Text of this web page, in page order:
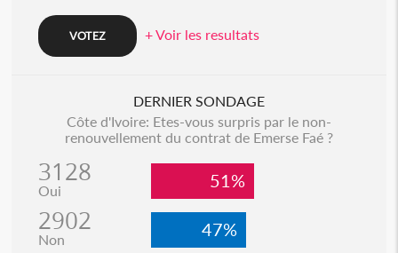
+ Voir les resultats
DERNIER SONDAGE
Côte d'Ivoire: Etes-vous surpris par le non-
renouvellement du contrat de Emerse Faé ?
3128
Oui 51%
2902
Non 47%